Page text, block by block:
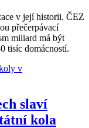
v její historii. ČEZ
přečerpávací
miliard má být
tisíc domácností.
slaví
kola